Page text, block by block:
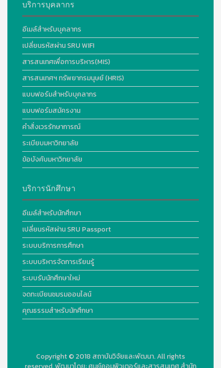
บริการบุคลากร
อีเมล์สำหรับบุคลากร
เปลี่ยนรหัสผ่าน SRU WIFI
สารสนเทศเพื่อการบริหาร(MIS)
สารสนเทศฯ ทรัพยากรมนุษย์ (HRIS)
แบบฟอร์มสำหรับบุคลากร
แบบฟอร์มสมัครงาน
คำสั่งเวรรักษาการณ์
ระเบียบมหาวิทยาลัย
ข้อบังคับมหาวิทยาลัย
บริการนักศึกษา
อีเมล์สำหรับนักศึกษา
เปลี่ยนรหัสผ่าน SRU Passport
ระบบบริการการศึกษา
ระบบบริหารจัดการเรียนรู้
ระบบรับนักศึกษาใหม่
จดทะเบียนชมรมออนไลน์
คุณธรรมสำหรับนักศึกษา
Copyright © 2018 สถาบันวิจัยและพัฒนา. All rights